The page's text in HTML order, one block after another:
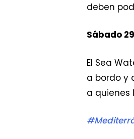
deben
Sábado
El Sea
a bordo y
a quienes